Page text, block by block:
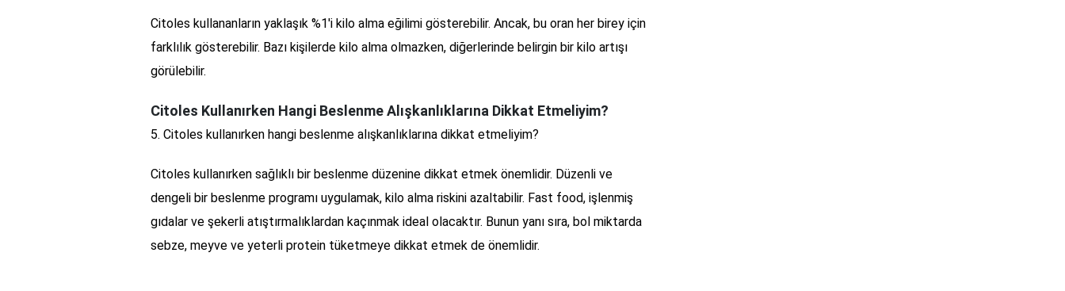
Citoles kullananların yaklaşık %1'i kilo alma eğilimi gösterebilir. Ancak, bu oran her birey için
farklılık gösterebilir. Bazı kişilerde kilo alma olmazken, diğerlerinde belirgin bir kilo artışı
görülebilir.
Citoles Kullanırken Hangi Beslenme Alışkanlıklarına Dikkat Etmeliyim?
5. Citoles kullanırken hangi beslenme alışkanlıklarına dikkat etmeliyim?
Citoles kullanırken sağlıklı bir beslenme düzenine dikkat etmek önemlidir. Düzenli ve
dengeli bir beslenme programı uygulamak, kilo alma riskini azaltabilir. Fast food, işlenmiş
gıdalar ve şekerli atıştırmalıklardan kaçınmak ideal olacaktır. Bunun yanı sıra, bol miktarda
sebze, meyve ve yeterli protein tüketmeye dikkat etmek de önemlidir.